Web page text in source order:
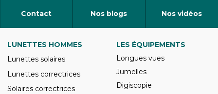
Contact Nos blogs Nos vidéos
LUNETTES HOMMES
Lunettes solaires
Lunettes correctrices
Solaires correctrices
LES ÉQUIPEMENTS
Longues vues
Jumelles
Digiscopie